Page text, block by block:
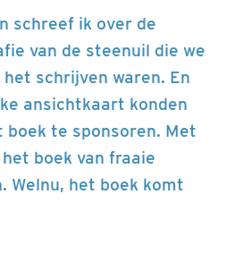
schreef ik over de
van de steenuil die we
schrijven waren. En
ansichtkaart konden
boek te sponsoren. Met
boek van fraaie
Welnu, het boek komt